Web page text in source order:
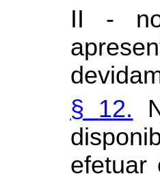
II - no
§ 12.
efetuar